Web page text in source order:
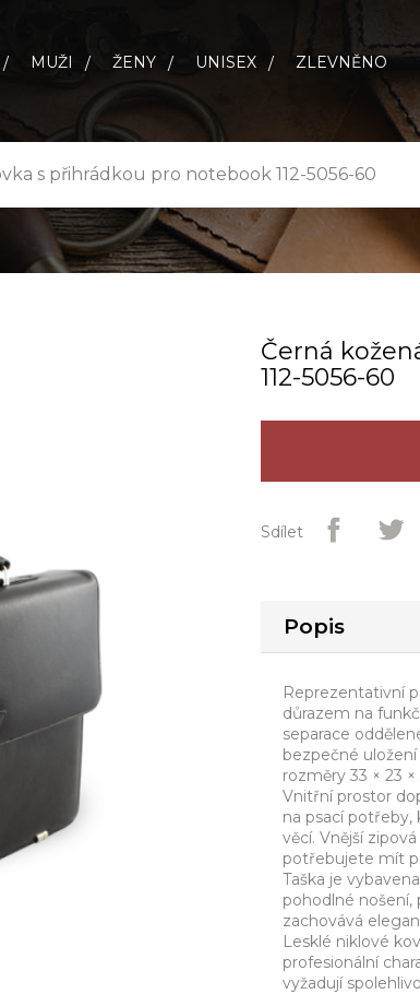
MUŽI ŽENY UNISEX ZLEVNĚNO
s přihrádkou pro notebook 112-5056-60
Černá
112­-5056­-60
Sdílet
Popis
Reprezentativní
důrazem na
separace
bezpečné
rozměry 33 × 23 ×
Vnitřní prostor
na psací potřeby,
věcí. Vnější
potřebujete mít
Taška je
pohodlné nošení,
zachovává
Lesklé niklové
profesionální
vyžadují